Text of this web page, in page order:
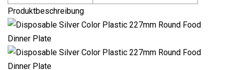
Produktbeschreibung